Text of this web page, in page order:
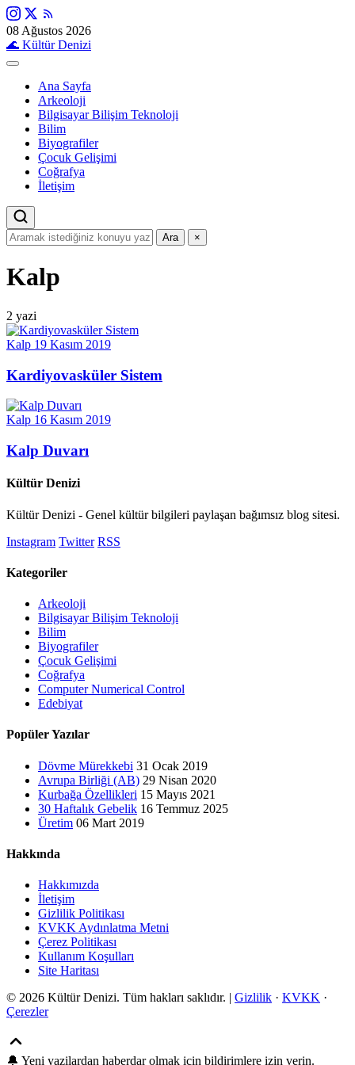
08 Ağustos 2026
🌊 Kültür Denizi
Ana Sayfa
Arkeoloji
Bilgisayar Bilişim Teknoloji
Bilim
Biyografiler
Çocuk Gelişimi
Coğrafya
İletişim
Ara ×
Kalp
2 yazi
Kalp 19 Kasım 2019
Kardiyovasküler Sistem
Kalp 16 Kasım 2019
Kalp Duvarı
Kültür Denizi
Kültür Denizi - Genel kültür bilgileri paylaşan bağımsız blog sitesi.
Instagram Twitter RSS
Kategoriler
Arkeoloji
Bilgisayar Bilişim Teknoloji
Bilim
Biyografiler
Çocuk Gelişimi
Coğrafya
Computer Numerical Control
Edebiyat
Popüler Yazılar
Dövme Mürekkebi 31 Ocak 2019
Avrupa Birliği (AB) 29 Nisan 2020
Kurbağa Özellikleri 15 Mayıs 2021
30 Haftalık Gebelik 16 Temmuz 2025
Üretim 06 Mart 2019
Hakkında
Hakkımızda
İletişim
Gizlilik Politikası
KVKK Aydınlatma Metni
Çerez Politikası
Kullanım Koşulları
Site Haritası
© 2026 Kültür Denizi. Tüm hakları saklıdır. | Gizlilik · KVKK ·
Çerezler
🔔 Yeni yazilardan haberdar olmak icin bildirimlere izin verin.